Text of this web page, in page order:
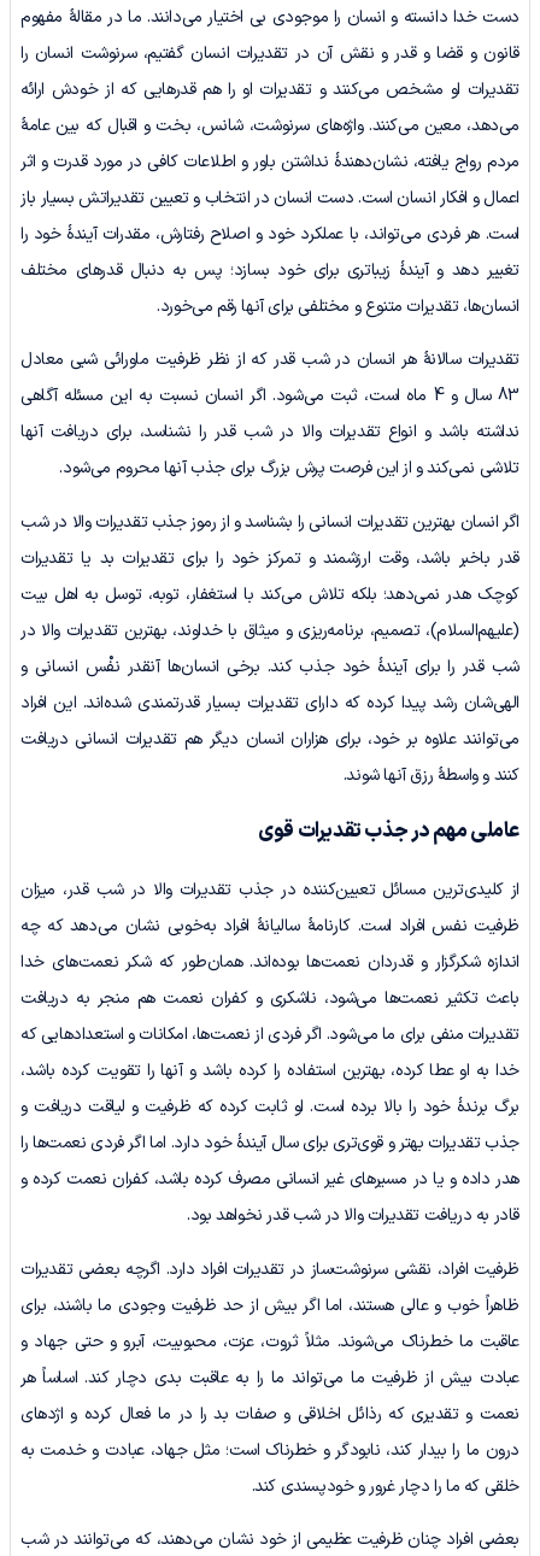
دست خدا دانسته و انسان را موجودی بی اختیار می‌دانند. ما در مقالۀ مفهوم
قانون و قضا و قدر و نقش آن در تقدیرات انسان گفتیم، سرنوشت انسان را
تقدیرات او مشخص می‌کنند و تقدیرات او را هم قدرهایی که از خودش ارائه
می‌دهد، معین می‌کنند. واژه‌های سرنوشت، شانس، بخت و اقبال که بین عامۀ
مردم رواج یافته، نشان‌دهندۀ نداشتن باور و اطلاعات کافی در مورد قدرت و اثر
اعمال و افکار انسان است. دست انسان در انتخاب و تعیین تقدیراتش بسیار باز
است. هر فردی می‌تواند، با عملکرد خود و اصلاح رفتارش، مقدرات آیندۀ خود را
تغییر دهد و آیندۀ زیباتری برای خود بسازد؛ پس به‌ دنبال قدرهای مختلف
انسان‌ها، تقدیرات متنوع و مختلفی برای آنها رقم می‌خورد.
تقدیرات سالانۀ هر انسان در شب قدر که از نظر ظرفیت ماورائی شبی معادل
83 سال و 4 ماه است، ثبت می‌شود. اگر انسان نسبت به این مسئله آگاهی
نداشته باشد و انواع تقدیرات والا در شب قدر را نشناسد، برای دریافت آنها
تلاشی نمی‌کند و از این فرصت پرش بزرگ برای جذب آنها محروم می‌شود.
اگر انسان بهترین تقدیرات انسانی را بشناسد و از رموز جذب تقدیرات والا در شب
قدر باخبر باشد، وقت ارزشمند و تمرکز خود را برای تقدیرات بد یا تقدیرات
کوچک هدر نمی‌دهد؛ بلکه تلاش می‌کند با استغفار، توبه، توسل به اهل بیت
(علیهم‌السلام)، تصمیم، برنامه‌ریزی و میثاق با خداوند، بهترین تقدیرات والا در
شب قدر را برای آیندۀ خود جذب کند. برخی انسان‌ها آنقدر نفْس انسانی و
الهی‌شان رشد پیدا کرده که دارای تقدیرات بسیار قدرتمندی شده‌اند. این افراد
می‌توانند علاوه بر خود، برای هزاران انسان دیگر هم تقدیرات انسانی دریافت
کنند و واسطۀ رزق آنها شوند.
عاملی مهم در جذب تقدیرات قوی
از کلیدی‌ترین مسائل تعیین‌کننده در جذب تقدیرات والا در شب قدر، میزان
ظرفیت نفس افراد است. کارنامۀ سالیانۀ افراد به‌خوبی نشان می‌دهد که چه
اندازه شکرگزار و قدردان نعمت‌ها بوده‌اند. همان‌طور که شکر نعمت‌های خدا
باعث تکثیر نعمت‌ها می‌شود، ناشکری و کفران نعمت هم منجر به دریافت
تقدیرات منفی برای ما می‌شود. اگر فردی از نعمت‌ها، امکانات و استعدادهایی که
خدا به او عطا کرده، بهترین استفاده را کرده باشد و آنها را تقویت کرده باشد،
برگ برندۀ خود را بالا برده است. او ثابت کرده که ظرفیت و لیاقت دریافت و
جذب تقدیرات بهتر و قوی‌تری برای سال آیندۀ خود دارد. اما اگر فردی نعمت‌ها را
هدر داده و یا در مسیرهای غیر انسانی مصرف کرده باشد، کفران نعمت کرده و
قادر به دریافت تقدیرات والا در شب قدر نخواهد بود.
ظرفیت افراد، نقشی سرنوشت‌ساز در تقدیرات افراد دارد. اگرچه بعضی تقدیرات
ظاهراً خوب و عالی هستند، اما اگر بیش از حد ظرفیت وجودی ما باشند، برای
عاقبت ما خطرناک می‌شوند. مثلاً ثروت، عزت، محبوبیت، آبرو و حتی جهاد و
عبادت بیش از ظرفیت ما می‌تواند ما را به عاقبت بدی دچار کند. اساساً هر
نعمت و تقدیری که رذائل اخلاقی و صفات بد را در ما فعال کرده و اژدهای
درون ما را بیدار کند، نابودگر و خطرناک است؛ مثل جهاد، عبادت و خدمت به
خلقی که ما را دچار غرور و خودپسندی کند.
بعضی افراد چنان ظرفیت عظیمی از خود نشان می‌دهند، که می‌توانند در شب